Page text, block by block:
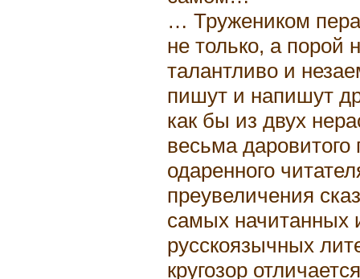
… Тружеником
не только, а порой
талантливо и
пишут и напишут
как бы из двух
весьма
одаренного
преувеличения
самых начитанных
русскоязычных
кругозор